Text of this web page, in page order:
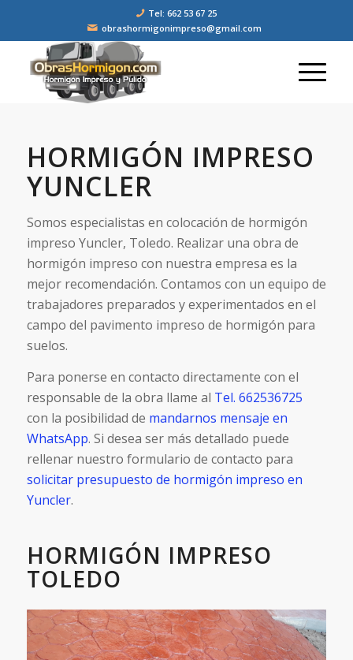
Tel: 662 53 67 25
obrashormigonimpreso@gmail.com
HORMIGÓN IMPRESO
YUNCLER
Somos especialistas en colocación de hormigón
impreso Yuncler, Toledo. Realizar una obra de
hormigón impreso con nuestra empresa es la
mejor recomendación. Contamos con un equipo de
trabajadores preparados y experimentados en el
campo del pavimento impreso de hormigón para
suelos.
Para ponerse en contacto directamente con el
responsable de la obra llame al Tel. 662536725
con la posibilidad de mandarnos mensaje en
WhatsApp. Si desea ser más detallado puede
rellenar nuestro formulario de contacto para
solicitar presupuesto de hormigón impreso en
Yuncler.
HORMIGÓN IMPRESO
TOLEDO